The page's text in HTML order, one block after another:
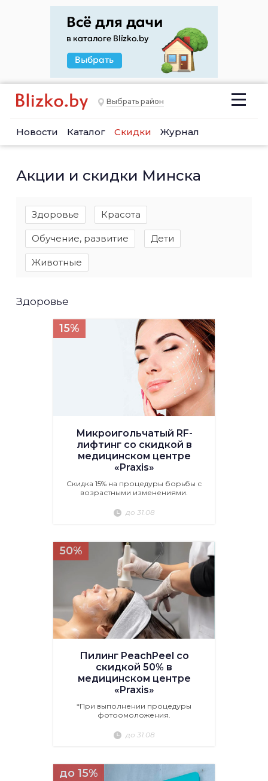
Выбрать район
Новости Каталог Скидки Журнал
Акции и скидки Минска
Здоровье Красота
Обучение, развитие Дети
Животные
Здоровье
15%
Микроигольчатый RF-
лифтинг со скидкой в
медицинском центре
«Praxis»
Скидка 15% на процедуры борьбы с
возрастными изменениями.
до 31.08
50%
Пилинг PeachPeel со
скидкой 50% в
медицинском центре
«Praxis»
*При выполнении процедуры
фотоомоложения.
до 31.08
до 15%